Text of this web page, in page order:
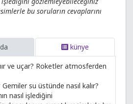
bu soruların cevaplarını
künye
ve uçar? Roketler atmosferden
Gemiler su üstünde nasıl kalır?
nasıl işlediğini